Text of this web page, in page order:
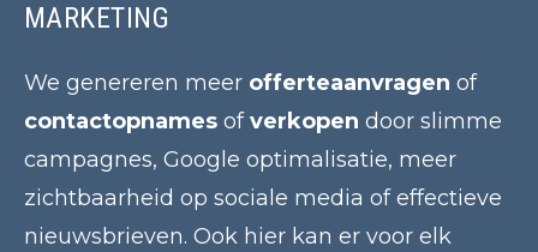
MARKETING
We genereren meer offerteaanvragen of
contactopnames ofverkopen door slimme
campagnes, Google optimalisatie, meer
zichtbaarheid op sociale media of effectieve
nieuwsbrieven. Ook hier kan er voor elk